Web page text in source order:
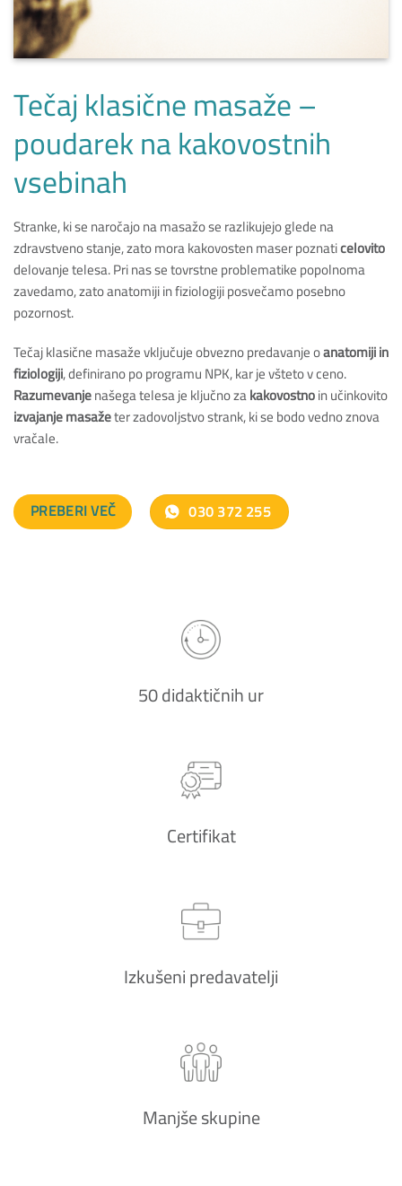
Tečaj klasične masaže –
poudarek na kakovostnih
vsebinah
Stranke, ki se naročajo na masažo se razlikujejo glede na
zdravstveno stanje, zato mora kakovosten maser poznaticelovito
delovanje telesa. Pri nas se tovrstne problematike popolnoma
zavedamo, zato anatomiji in fiziologiji posvečamo posebno
pozornost.
Tečaj klasične masaže vključuje obvezno predavanje oanatomiji in
fiziologiji, definirano po programu NPK, kar je všteto v ceno.
Razumevanjenašega telesa je ključno zakakovostnoin učinkovito
izvajanje masažeter zadovoljstvo strank, ki se bodo vedno znova
vračale.
PREBERI VEČ 030 372 255
50 didaktičnih ur
Certifikat
Izkušeni predavatelji
Manjše skupine